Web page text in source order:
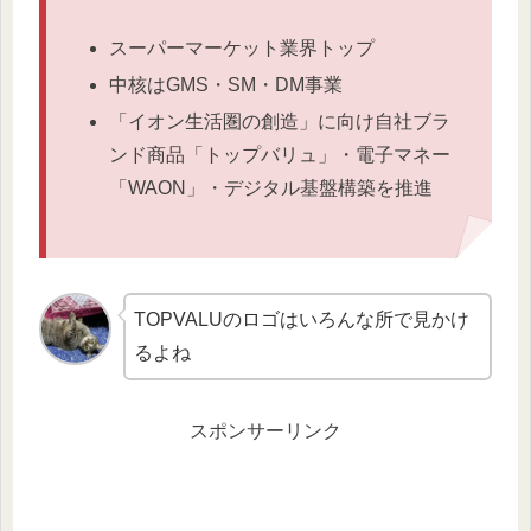
スーパーマーケット業界トップ
中核はGMS・SM・DM事業
「イオン生活圏の創造」に向け自社ブラ
ンド商品「トップバリュ」・電子マネー
「WAON」・デジタル基盤構築を推進
TOPVALUのロゴはいろんな所で見かけ
るよね
スポンサーリンク